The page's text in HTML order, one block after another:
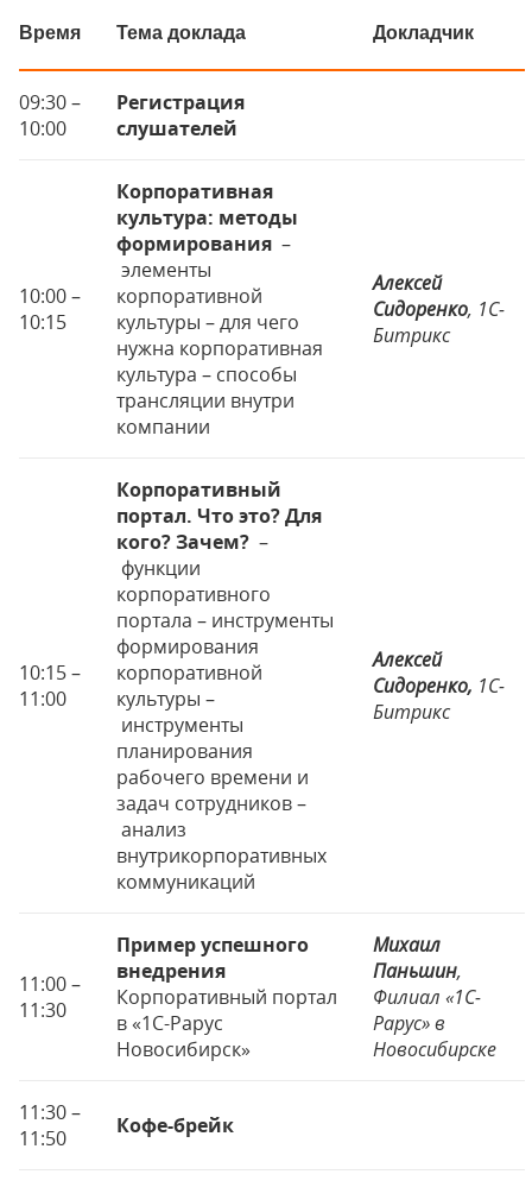
Время Тема доклада Докладчик
09:30 –
10:00
Регистрация
слушателей
10:00 –
10:15
Корпоративная
культура: методы
формирования –
элементы
корпоративной
культуры – для чего
нужна корпоративная
культура – способы
трансляции внутри
компании
Алексей
Сидоренко, 1С-
Битрикс
10:15 –
11:00
Корпоративный
портал. Что это? Для
кого? Зачем? –
функции
корпоративного
портала – инструменты
формирования
корпоративной
культуры –
инструменты
планирования
рабочего времени и
задач сотрудников –
анализ
внутрикорпоративных
коммуникаций
Алексей
Сидоренко, 1С-
Битрикс
11:00 –
11:30
Пример успешного
внедрения
Корпоративный портал
в «1С-Рарус
Новосибирск»
Михаил
Паньшин,
Филиал «1С-
Рарус» в
Новосибирске
11:30 –
11:50
Кофе-брейк